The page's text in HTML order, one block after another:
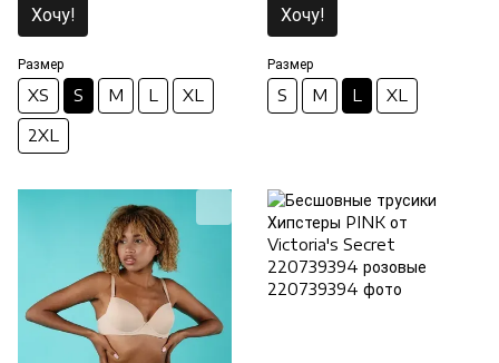
Хочу!
Размер
XS S M L XL
2XL
Хочу!
Размер
S M L XL